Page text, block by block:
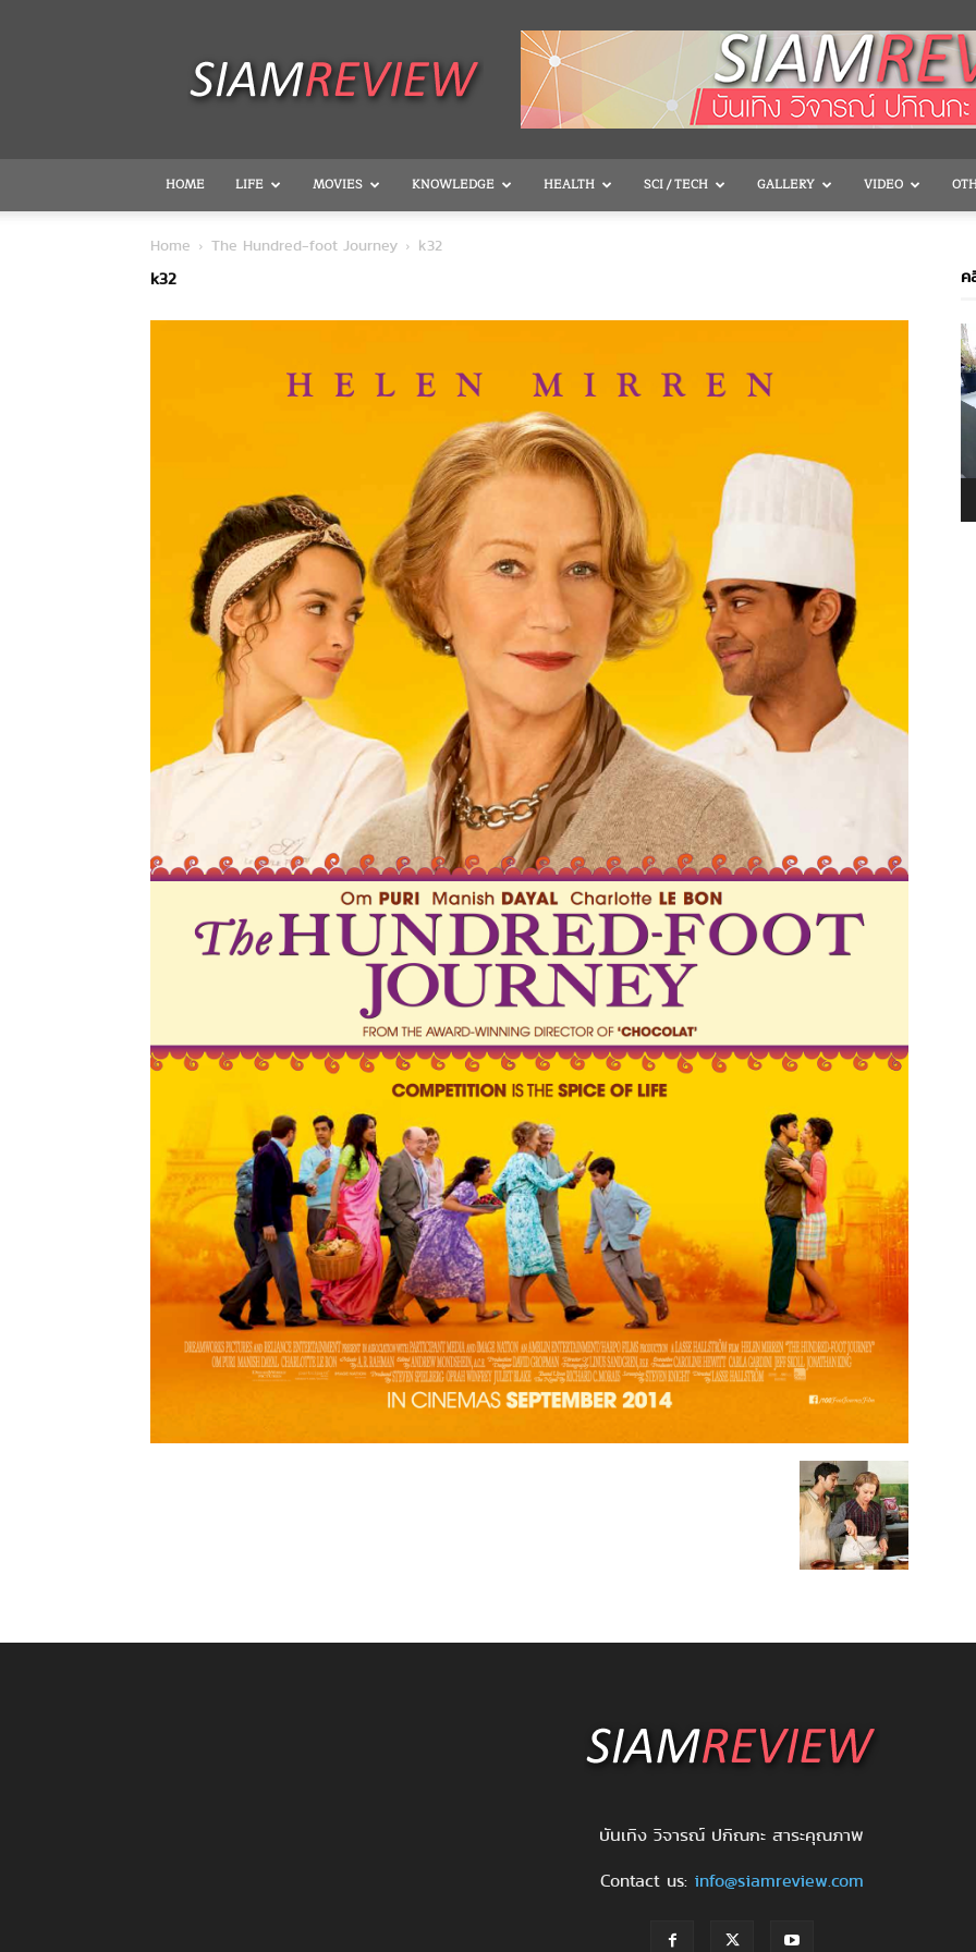
HOME LIFE MOVIES KNOWLEDGE HEALTH SCI / TECH GALLERY VIDEO
Home The Hundred-foot Journey k32
k32 ค
บันเทิง วิจารณ์ ปกิณกะ สาระคุณภาพ
Contact us: info@siamreview.com